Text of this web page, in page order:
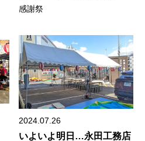
感謝祭
2024.07.26
いよいよ明日…永田工務店